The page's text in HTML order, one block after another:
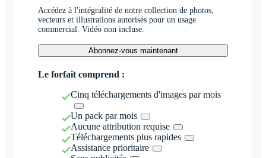
Accédez à l'intégralité de notre collection de photos,
vecteurs et illustrations autorisés pour un usage
commercial. Vidéo non incluse.
Abonnez-vous maintenant
Le forfait comprend :
Cinq téléchargements d'images par mois
Un pack par mois
Aucune attribution requise
Téléchargements plus rapides
Assistance prioritaire